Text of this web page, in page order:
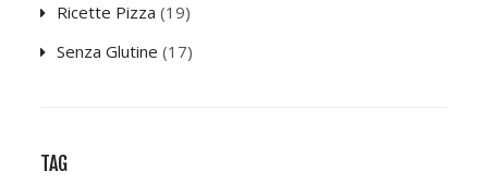
Ricette Pizza (19)
Senza Glutine (17)
TAG